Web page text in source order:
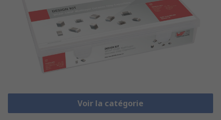
Voir la catégorie